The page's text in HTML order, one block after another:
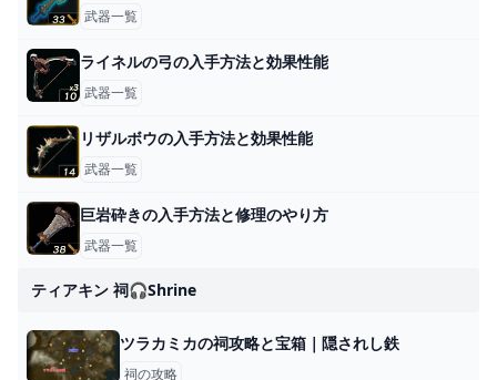
武器一覧
ライネルの弓の入手方法と効果性能
武器一覧
リザルボウの入手方法と効果性能
武器一覧
巨岩砕きの入手方法と修理のやり方
武器一覧
ティアキン 祠🎧shrine
ツラカミカの祠攻略と宝箱｜隠されし鉄
祠の攻略